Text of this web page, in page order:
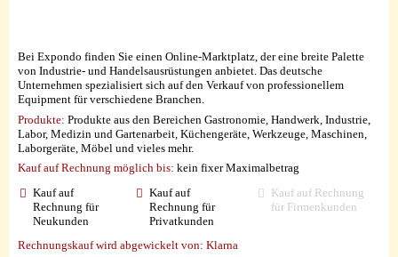
Bei Expondo finden Sie einen Online-Marktplatz, der eine breite Palette
von Industrie- und Handelsausrüstungen anbietet. Das deutsche
Unternehmen spezialisiert sich auf den Verkauf von professionellem
Equipment für verschiedene Branchen.
Produkte: Produkte aus den Bereichen Gastronomie, Handwerk, Industrie,
Labor, Medizin und Gartenarbeit, Küchengeräte, Werkzeuge, Maschinen,
Laborgeräte, Möbel und vieles mehr.
Kauf auf Rechnung möglich bis: kein fixer Maximalbetrag
Kauf auf
Rechnung für
Neukunden
Kauf auf
Rechnung für
Privatkunden
Kauf auf Rechnung
für Firmenkunden
Rechnungskauf wird abgewickelt von: Klarna